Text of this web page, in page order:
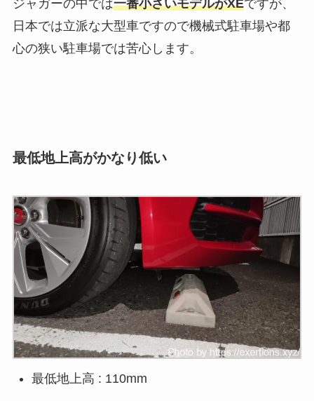
ジャガーの中では一番小さいモデルがXEですが、
日本では立派な大型車ですので機械式駐車場や都
心の狭い駐車場では苦心します。
最低地上高がかなり低い
最低地上高 : 110mm